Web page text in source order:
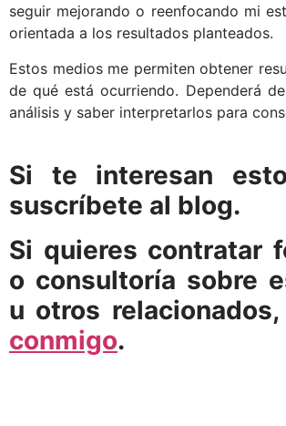
seguir mejorando o reenfocando mi
orientada a los resultados planteados.
Estos medios me permiten obtener
de qué está ocurriendo. Dependerá
análisis y saber interpretarlos para
Si te interesan
suscríbete al blog.
Si quieres contratar
o consultoría sobre
u otros relacionados,
conmigo.